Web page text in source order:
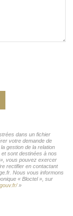
dans un fichier
votre demande de
gestion de la relation
sont destinées à nos
vous pouvez exercer
rectifier en contactant
Nous vous informons
« Bloctel », sur
»